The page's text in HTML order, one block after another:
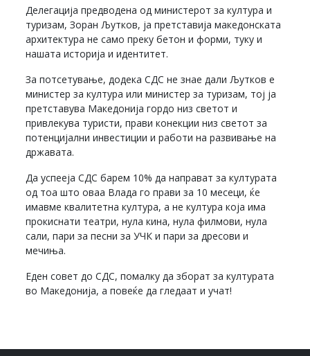
Делегација предводена од министерот за култура и
туризам, Зоран Љутков, ја претставија македонската
архитектура не само преку бетон и форми, туку и
нашата историја и идентитет.
За потсетување, додека СДС не знае дали Љутков е
министер за култура или министер за туризам, тој ја
претставува Македонија гордо низ светот и
привлекува туристи, прави конекции низ светот за
потенцијални инвестиции и работи на развивање на
државата.
Да успееја СДС барем 10% да направат за културата
од тоа што оваа Влада го прави за 10 месеци, ќе
имавме квалитетна култура, а не култура која има
прокиснати театри, нула кина, нула филмови, нула
сали, пари за песни за УЧК и пари за дресови и
мечиња.
Еден совет до СДС, помалку да зборат за културата
во Македонија, а повеќе да гледаат и учат!